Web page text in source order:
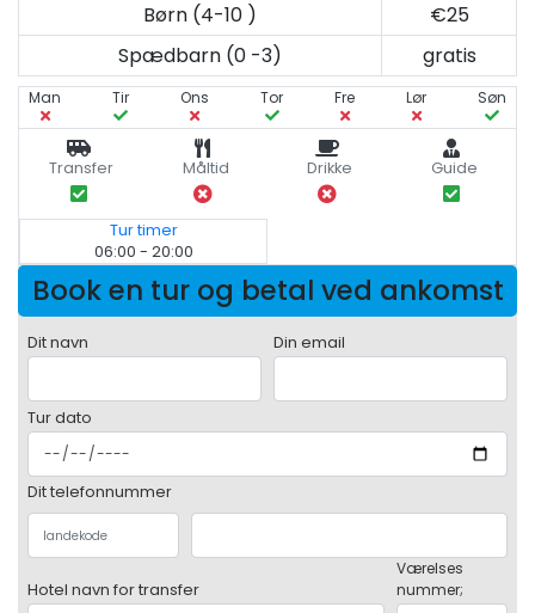
Børn (4-10 )
€25
Spædbarn (0 -3)
gratis
Man Tir Ons Tor Fre Lør Søn
Transfer Måltid Drikke Guide
Tur timer
06:00 - 20:00
Book en tur og betal ved ankomst
Dit navn Din email
Tur dato
Dit telefonnummer
Hotel navn for transfer
Værelses
nummer;